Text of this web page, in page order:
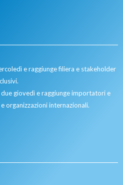
e raggiunge filiera e stakeholder
giovedì e raggiunge importatori e
organizzazioni internazionali.